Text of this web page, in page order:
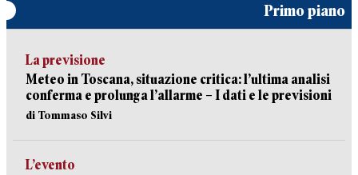
Primo piano
La previsione
Meteo in Toscana, situazione critica: l’ultima analisi
conferma e prolunga l’allarme – I dati e le previsioni
di Tommaso Silvi
L’evento